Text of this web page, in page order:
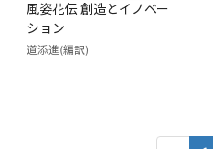
風姿花伝 創造とイノベー
ション
道添進(編訳)